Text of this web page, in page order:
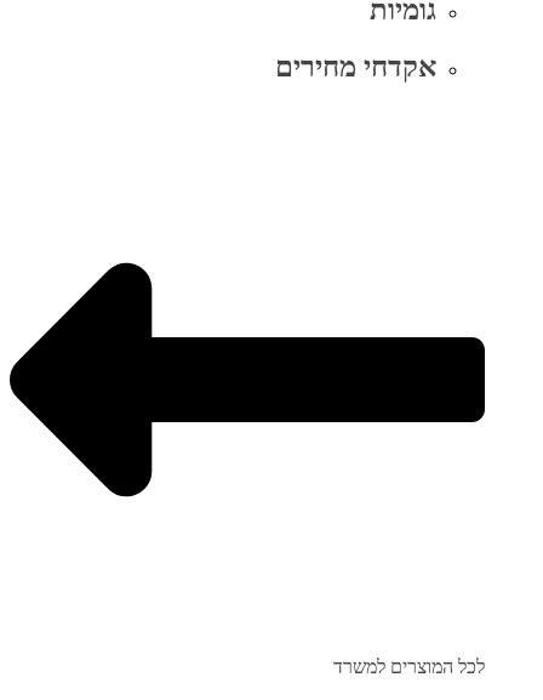
גומיות
אקדחי מחירים
לכל המוצרים למשרד